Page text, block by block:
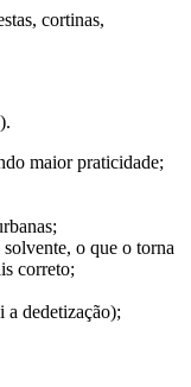
cortinas,
maior praticidade;
o que o torna
correto;
a dedetização);